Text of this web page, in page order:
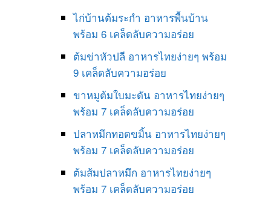
ไก่บ้านต้มระกำ อาหารพื้นบ้าน
พร้อม 6 เคล็ดลับความอร่อย
ต้มข่าหัวปลี อาหารไทยง่ายๆ พร้อม
9 เคล็ดลับความอร่อย
ขาหมูต้มใบมะดัน อาหารไทยง่ายๆ
พร้อม 7 เคล็ดลับความอร่อย
ปลาหมึกทอดขมิ้น อาหารไทยง่ายๆ
พร้อม 7 เคล็ดลับความอร่อย
ต้มส้มปลาหมึก อาหารไทยง่ายๆ
พร้อม 7 เคล็ดลับความอร่อย